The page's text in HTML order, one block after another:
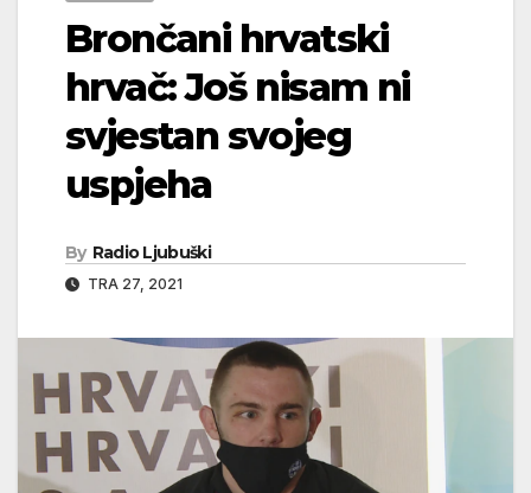
Brončani hrvatski
hrvač: Još nisam ni
svjestan svojeg
uspjeha
By Radio Ljubuški
TRA 27, 2021